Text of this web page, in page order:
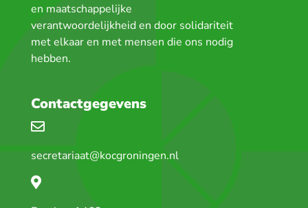
en maatschappelijke
verantwoordelijkheid en door solidariteit
met elkaar en met mensen die ons nodig
hebben.
Contactgegevens
secretariaat@kocgroningen.nl